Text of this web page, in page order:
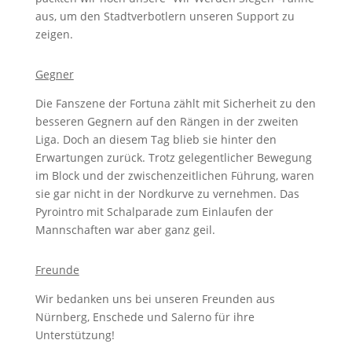
aus, um den Stadtverbotlern unseren Support zu
zeigen.
Gegner
Die Fanszene der Fortuna zählt mit Sicherheit zu den
besseren Gegnern auf den Rängen in der zweiten
Liga. Doch an diesem Tag blieb sie hinter den
Erwartungen zurück. Trotz gelegentlicher Bewegung
im Block und der zwischenzeitlichen Führung, waren
sie gar nicht in der Nordkurve zu vernehmen. Das
Pyrointro mit Schalparade zum Einlaufen der
Mannschaften war aber ganz geil.
Freunde
Wir bedanken uns bei unseren Freunden aus
Nürnberg, Enschede und Salerno für ihre
Unterstützung!